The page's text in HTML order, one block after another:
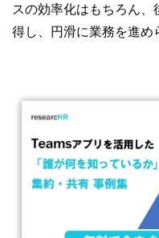
スの効率化はもちろん
得し、円滑に業務を進め